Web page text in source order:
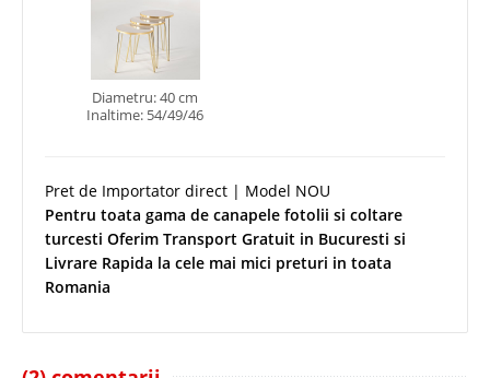
Diametru: 40 cm
Inaltime: 54/49/46
Pret de Importator direct | Model NOU
Pentru toata gama de canapele fotolii si coltare
turcesti Oferim Transport Gratuit in Bucuresti si
Livrare Rapida la cele mai mici preturi in toata
Romania